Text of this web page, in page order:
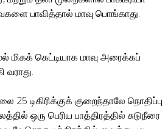
பாவித்தால் மாவு பொங்காது.
மிகக் கெட்டியாக மாவு அரைக்கப்
வராது.
25 டிகிரிக்குக் குறைந்தாலே நொதிப்பு
ஒரு பெரிய பாத்திரத்தில் சுடுநீரை